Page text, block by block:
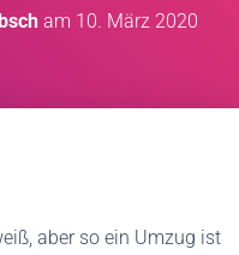
am 10. März 2020
aber so ein Umzug ist